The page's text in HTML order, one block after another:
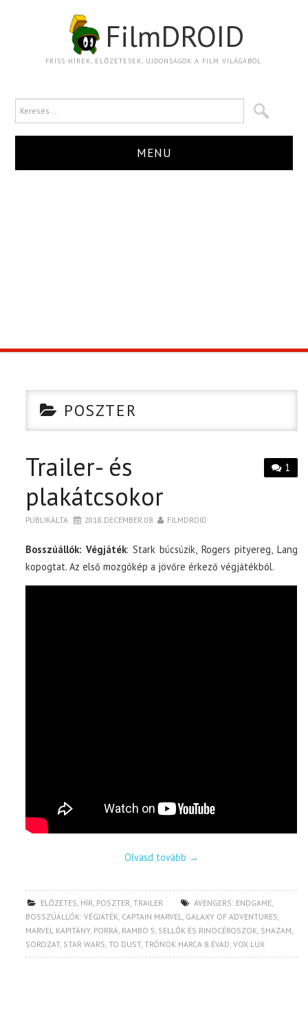
FilmDROID
FRISS HÍREK, ELŐZETESEK, ÚJDONSÁGOK A FILM VILÁGÁBÓL.
MENU
CIKK
PÓLÓ RENDELÉS
POSZTER
1
Trailer- és
plakátcsokor
PUBLIKÁLTA 2018. DECEMBER 08. FILMDROID
Bosszúállók: Végjáték: Stark búcsúzik, Rogers pityereg, Lang
kopogtat. Az első mozgókép a jövőre érkező végjátékból.
Olvasd tovább →
ELŐZETES, HÍR, POSZTER,TRAILER AVENGERS: ENDGAME,
BOSSZÚÁLLÓK: VÉGJÁTÉK, CAPTAIN MARVEL, GALAXY OF ADVENTURES,
MARVEL KAPITÁNY, PORRÁ, RAMBO 5, SELLŐK ÉS RINOCÉROSZOK, SHAZAM,
SOROZAT, STAR WARS,TO DUST,TRÓNOK HARCA 8. ÉVAD,VOX LUX